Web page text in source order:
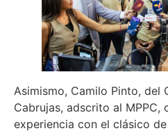
Asimismo, Camilo Pinto, del
Cabrujas, adscrito al MPPC,
experiencia con el clásico